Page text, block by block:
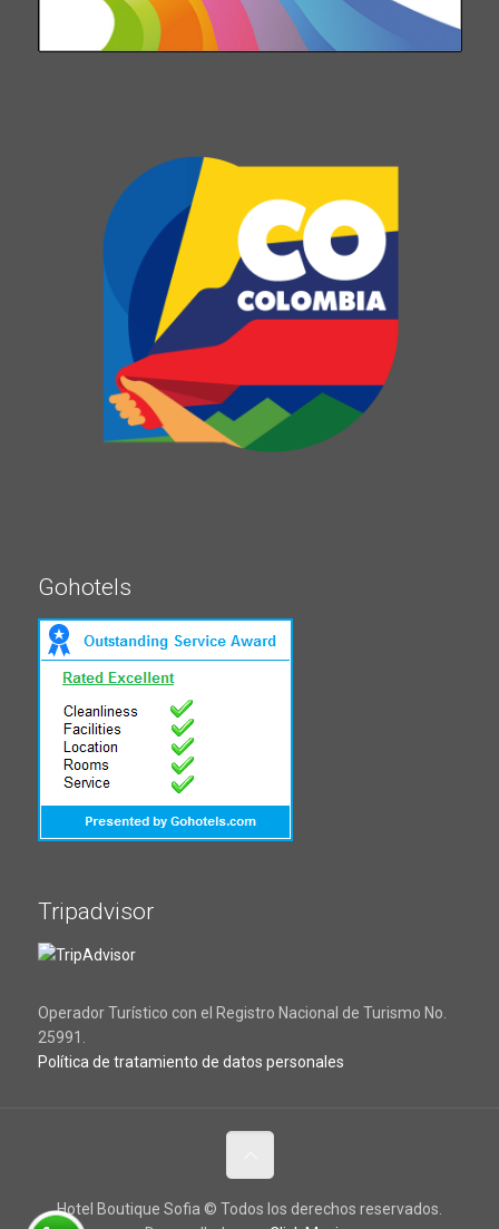
Gohotels
Tripadvisor
Operador Turístico con el Registro Nacional de Turismo No.
25991.
Política de tratamiento de datos personales
Hotel Boutique Sofia © Todos los derechos reservados.